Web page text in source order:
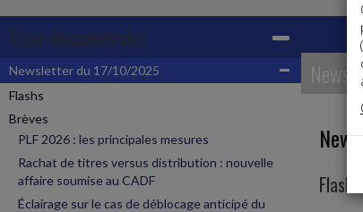
Base documentaire
Newsletter du 17/10/2025
Flashs
Brèves
PLF 2026 : les principales mesures
Rachat de titres versus distribution : nouvelle
affaire soumise au CADF
Éclairage sur le cas de déblocage anticipé du
Flashs